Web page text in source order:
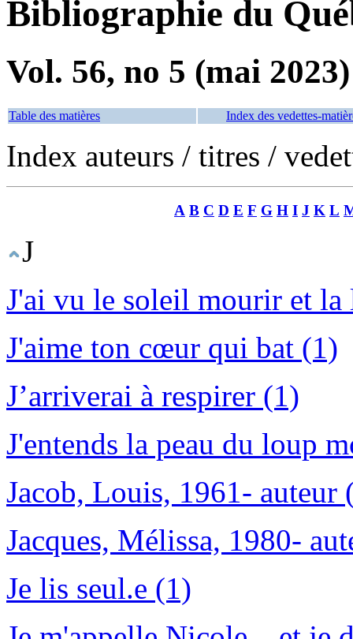
Bibliographie du
Vol. 56, no 5 (mai 2023)
Table des matières Index des vedettes-
Index auteurs / titres /
A B C D E F G H I J K L
J
J'ai vu le soleil mourir et la
J'aime ton cœur qui bat (1)
J’arriverai à respirer (1)
J'entends la peau du loup
Jacob, Louis, 1961- auteur
Jacques, Mélissa, 1980-
Je lis seul.e (1)